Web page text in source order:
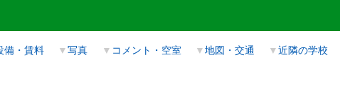
備・賃料 ▼写真 ▼ コメント・空室 ▼地図・交通 ▼近隣の学校